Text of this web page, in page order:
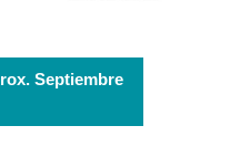
Septiembre